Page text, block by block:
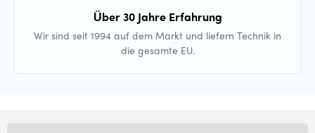
Über 30 Jahre Erfahrung
Wir sind seit 1994 auf dem Markt und liefern Technik in
die gesamte EU.